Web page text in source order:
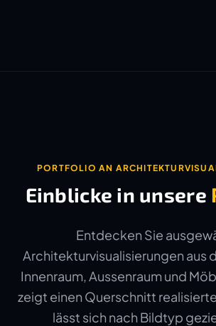
PORTFOLIO AN
Einblicke in unsere
Entdecken Sie
Architekturvisualisierungen aus
Innenraum, Aussenraum und
zeigt einen Querschnitt
lässt sich nach Bildtyp